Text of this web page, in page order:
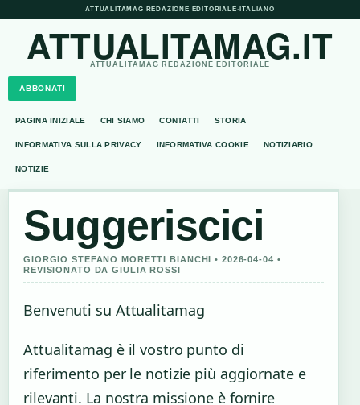
ATTUALITAMAG REDAZIONE EDITORIALE• ITALIANO
ATTUALITAMAG.IT
ATTUALITAMAG REDAZIONE EDITORIALE
ABBONATI
PAGINA INIZIALE CHI SIAMO CONTATTI STORIA
INFORMATIVA SULLA PRIVACY INFORMATIVA COOKIE NOTIZIARIO
NOTIZIE
Suggeriscici
GIORGIO STEFANO MORETTI BIANCHI • 2026-04-04 •
REVISIONATO DA GIULIA ROSSI
Benvenuti su Attualitamag
Attualitamag è il vostro punto di
riferimento per le notizie più aggiornate e
rilevanti. La nostra missione è fornire